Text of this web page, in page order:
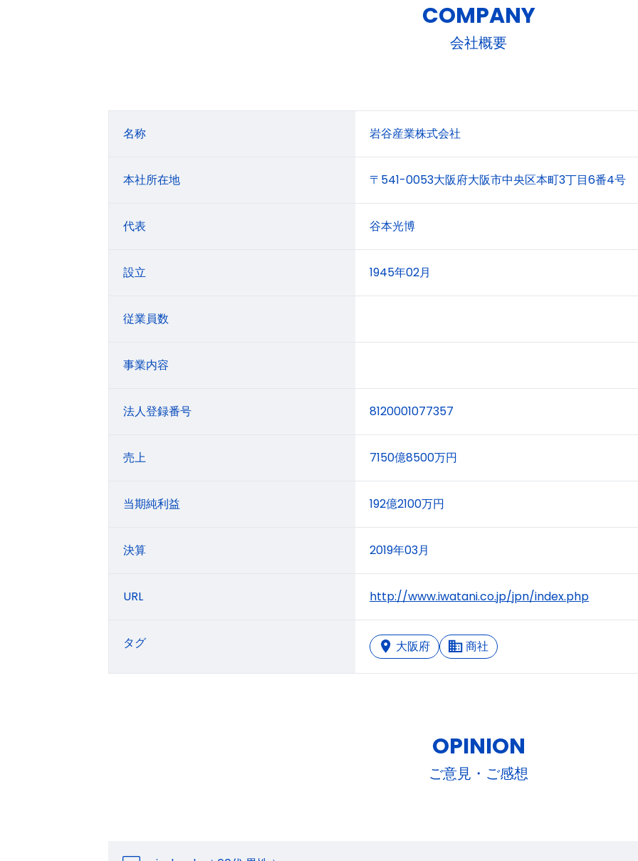
COMPANY
会社概要
名称 岩谷産業株式会社
本社所在地 〒541-0053大阪府大阪市中央区本町3丁目6番4号
代表 谷本光博
設立 1945年02月
従業員数
事業内容
法人登録番号 8120001077357
売上 7150億8500万円
当期純利益 192億2100万円
決算 2019年03月
URL http://www.iwatani.co.jp/jpn/index.php
タグ 大阪府 商社
OPINION
ご意見・ご感想